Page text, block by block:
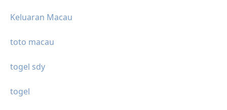
Keluaran Macau
toto macau
togel sdy
togel